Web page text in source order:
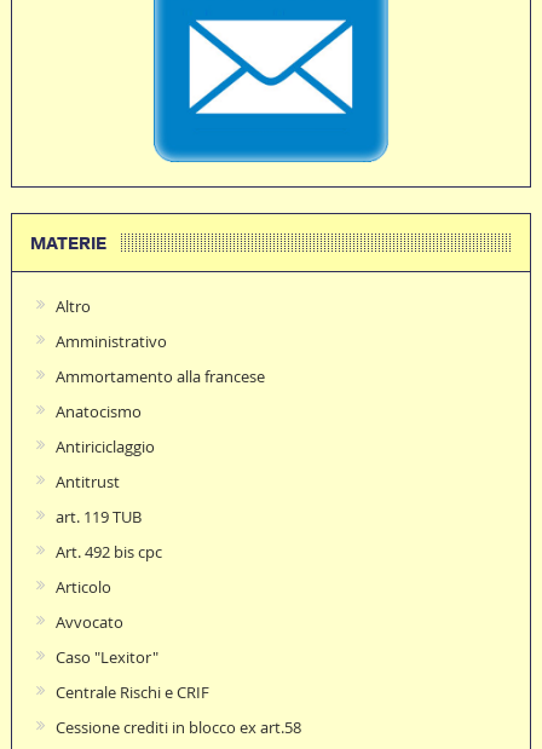
MATERIE
Altro
Amministrativo
Ammortamento alla francese
Anatocismo
Antiriciclaggio
Antitrust
art. 119 TUB
Art. 492 bis cpc
Articolo
Avvocato
Caso "Lexitor"
Centrale Rischi e CRIF
Cessione crediti in blocco ex art.58